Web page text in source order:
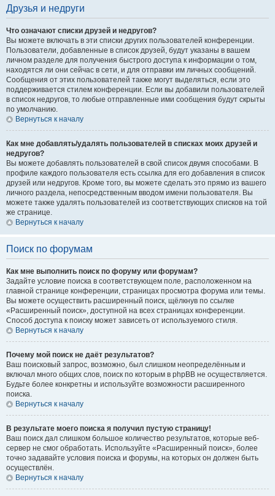
Друзья и недруги
Что означают списки друзей и недругов?
Вы можете включать в эти списки других пользователей конференции.
Пользователи, добавленные в список друзей, будут указаны в вашем
личном разделе для получения быстрого доступа к информации о том,
находятся ли они сейчас в сети, и для отправки им личных сообщений.
Сообщения от этих пользователей также могут выделяться, если это
поддерживается стилем конференции. Если вы добавили пользователей
в список недругов, то любые отправленные ими сообщения будут скрыты
по умолчанию.
Вернуться к началу
Как мне добавлять/удалять пользователей в списках моих друзей и
недругов?
Вы можете добавлять пользователей в свой список двумя способами. В
профиле каждого пользователя есть ссылка для его добавления в список
друзей или недругов. Кроме того, вы можете сделать это прямо из вашего
личного раздела, непосредственным вводом имени пользователя. Вы
можете также удалять пользователей из соответствующих списков на той
же странице.
Вернуться к началу
Поиск по форумам
Как мне выполнить поиск по форуму или форумам?
Задайте условие поиска в соответствующем поле, расположенном на
главной странице конференции, страницах просмотра форума или темы.
Вы можете осуществить расширенный поиск, щёлкнув по ссылке
«Расширенный поиск», доступной на всех страницах конференции.
Способ доступа к поиску может зависеть от используемого стиля.
Вернуться к началу
Почему мой поиск не даёт результатов?
Ваш поисковый запрос, возможно, был слишком неопределённым и
включал много общих слов, поиск по которым в phpBB не осуществляется.
Будьте более конкретны и используйте возможности расширенного
поиска.
Вернуться к началу
В результате моего поиска я получил пустую страницу!
Ваш поиск дал слишком большое количество результатов, которые веб-
сервер не смог обработать. Используйте «Расширенный поиск», более
точно задавайте условия поиска и форумы, на которых он должен быть
осуществлён.
Вернуться к началу